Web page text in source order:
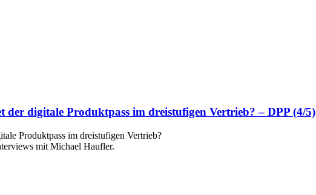
der digitale Produktpass im dreistufigen Vertrieb? – DPP (4/5)
Produktpass im dreistufigen Vertrieb?
mit Michael Haufler.